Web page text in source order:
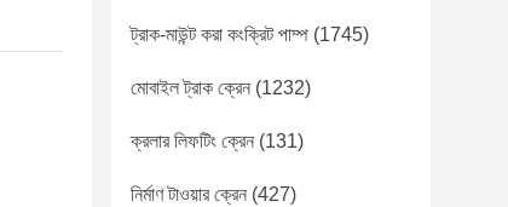
ট্রাক-মাউন্ট করা কংক্রিট পাম্প (1745)
মোবাইল ট্রাক ক্রেন (1232)
ক্রলার লিফটিং ক্রেন (131)
নির্মাণ টাওয়ার ক্রেন (427)